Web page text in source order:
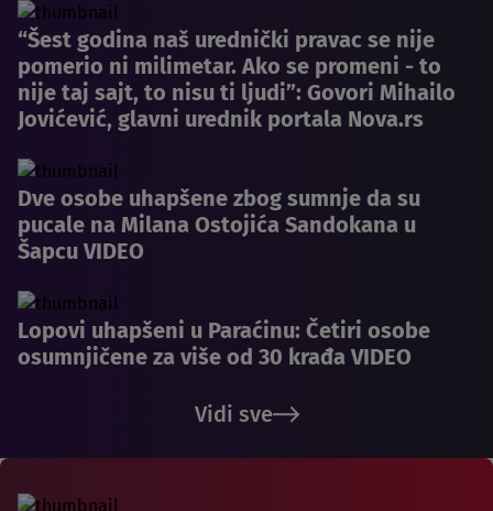
“Šest godina naš urednički pravac se nije
pomerio ni milimetar. Ako se promeni - to
nije taj sajt, to nisu ti ljudi”: Govori Mihailo
Jovićević, glavni urednik portala Nova.rs
Dve osobe uhapšene zbog sumnje da su
pucale na Milana Ostojića Sandokana u
Šapcu VIDEO
Lopovi uhapšeni u Paraćinu: Četiri osobe
osumnjičene za više od 30 krađa VIDEO
Vidi sve